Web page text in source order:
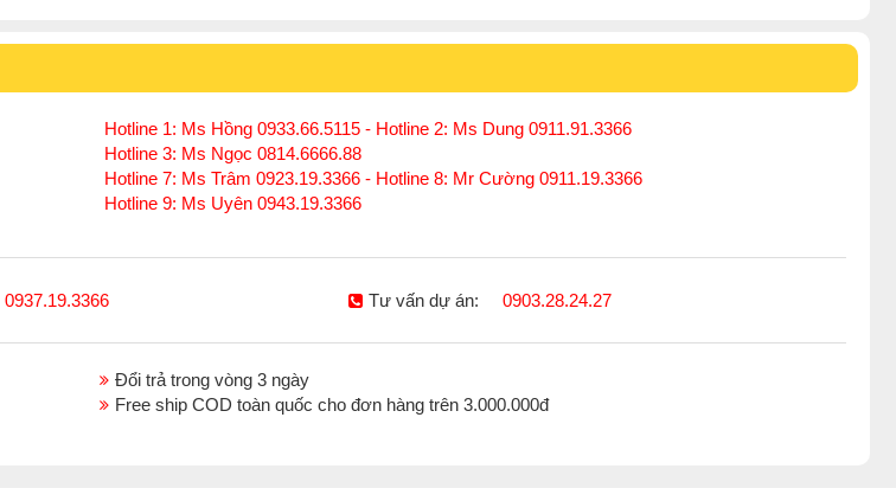
Hotline 1: Ms Hồng 0933.66.5115 - Hotline 2: Ms Dung 0911.91.3366
Hotline 3: Ms Ngọc 0814.6666.88
Hotline 7: Ms Trâm 0923.19.3366 - Hotline 8: Mr Cường 0911.19.3366
Hotline 9: Ms Uyên 0943.19.3366
0937.19.3366 Tư vấn dự án: 0903.28.24.27
Đổi trả trong vòng 3 ngày
Free ship COD toàn quốc cho đơn hàng trên 3.000.000đ